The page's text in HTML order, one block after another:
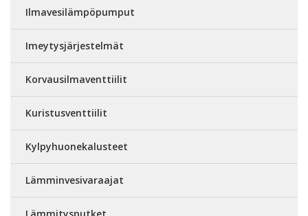
Ilmavesilämpöpumput
Imeytysjärjestelmät
Korvausilmaventtiilit
Kuristusventtiilit
Kylpyhuonekalusteet
Lämminvesivaraajat